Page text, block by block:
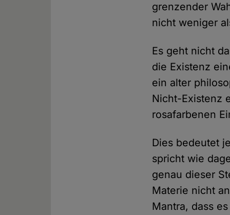
grenzender
nicht weniger
Es geht nicht
die Existenz
ein alter
Nicht-Existenz
rosafarbenen
Dies bedeutet
spricht wie
genau dieser
Materie nicht
Mantra, dass